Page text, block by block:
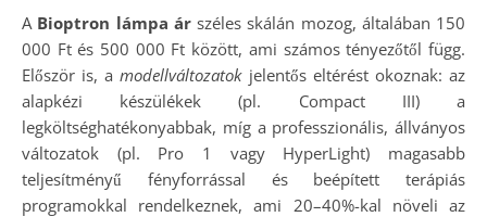
A Bioptron lámpa árszéles skálán mozog, általában 150
000 Ft és 500 000 Ft között, ami számos tényezőtől függ.
Először is, amodellváltozatokjelentős eltérést okoznak: az
alapkézi készülékek (pl. Compact III) a
legköltséghatékonyabbak, míg a professzionális, állványos
változatok (pl. Pro 1 vagy HyperLight) magasabb
teljesítményű fényforrással és beépített terápiás
programokkal rendelkeznek, ami 20–40%-kal növeli az